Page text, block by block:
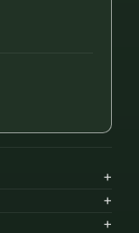
+
+
+